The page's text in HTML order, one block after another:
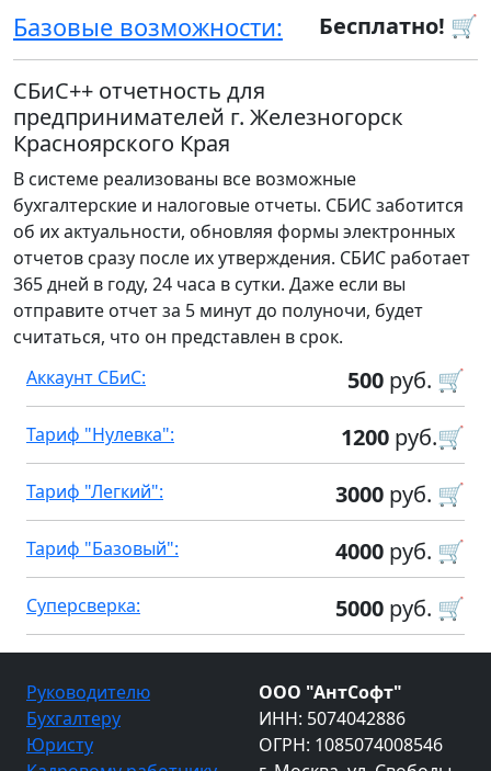
Бесплатно! 🛒
Базовые возможности:
СБиС++ отчетность для
предпринимателей г. Железногорск
Красноярского Края
В системе реализованы все возможные
бухгалтерские и налоговые отчеты. СБИС заботится
об их актуальности, обновляя формы электронных
отчетов сразу после их утверждения. СБИС работает
365 дней в году, 24 часа в сутки. Даже если вы
отправите отчет за 5 минут до полуночи, будет
считаться, что он представлен в срок.
500 руб. 🛒
Аккаунт СБиС:
1200 руб.🛒
Тариф "Нулевка":
3000 руб. 🛒
Тариф "Легкий":
4000 руб. 🛒
Тариф "Базовый":
5000 руб. 🛒
Суперсверка:
Руководителю
Бухгалтеру
Юристу
ООО "АнтСофт"
ИНН: 5074042886
ОГРН: 1085074008546